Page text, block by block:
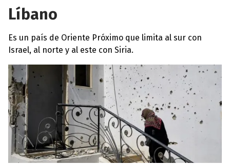
Líbano
Es un país de Oriente Próximo que limita al sur con
Israel, al norte y al este con Siria.